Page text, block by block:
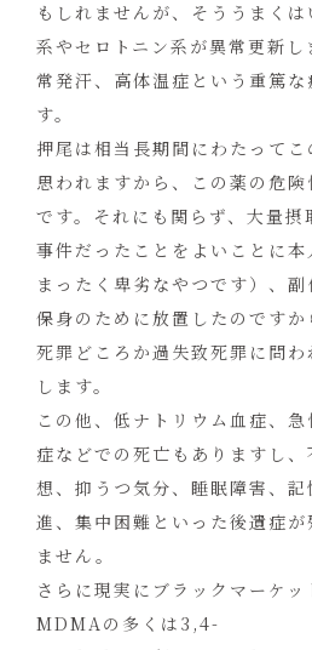
もしれませんが、そううまく
系やセロトニン系が異常更新
常発汗、高体温症という重篤
す。
押尾は相当長期間にわたって
思われますから、この薬の危
です。それにも関らず、大量摂
事件だったことをよいことに本
まったく卑劣なやつです）、
保身のために放置したのです
死罪どころか過失致死罪に問
します。
この他、低ナトリウム血症、
症などでの死亡もありますし
想、抑うつ気分、睡眠障害、
進、集中困難といった後遺症が
ません。
さらに現実にブラックマーケッ
MDMAの多くは3,4-